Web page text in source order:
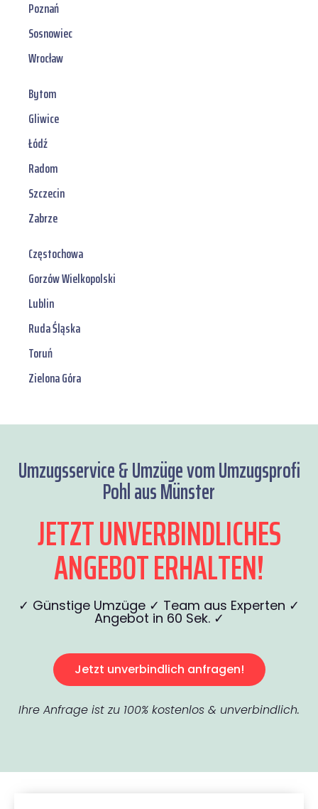
Poznań
Sosnowiec
Wrocław
Bytom
Gliwice
Łódź
Radom
Szczecin
Zabrze
Częstochowa
Gorzów Wielkopolski
Lublin
Ruda Śląska
Toruń
Zielona Góra
Umzugsservice & Umzüge vom Umzugsprofi
Pohl aus Münster
JETZT UNVERBINDLICHES
ANGEBOT ERHALTEN!
✓ Günstige Umzüge ✓ Team aus Experten ✓
Angebot in 60 Sek. ✓
Jetzt unverbindlich anfragen!
Ihre Anfrage ist zu 100% kostenlos & unverbindlich.